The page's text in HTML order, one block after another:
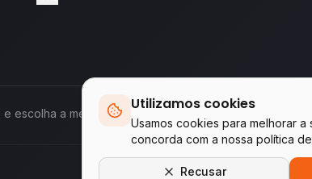
Utilizamos cookies
Usamos cookies para melhorar a
concorda com a nossa política
Recusar
escolha a melhor proposta.
Empresas do grupo WA